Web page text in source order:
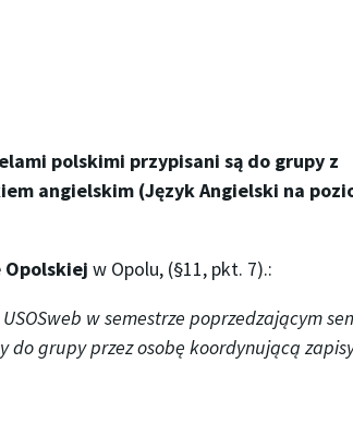
polskimi przypisani są do grupy z
angielskim (Język Angielski na
w Opolu, (§11, pkt. 7).:
w semestrze poprzedzającym
grupy przez osobę koordynującą